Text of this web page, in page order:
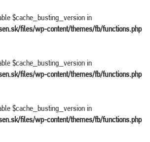
$cache_busting_version in
files/wp-content/themes/fb/functions.php
$cache_busting_version in
files/wp-content/themes/fb/functions.php
$cache_busting_version in
files/wp-content/themes/fb/functions.php